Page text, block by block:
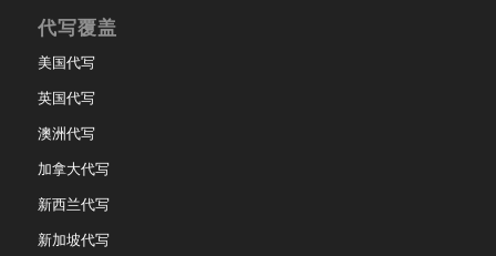
代写覆盖
美国代写
英国代写
澳洲代写
加拿大代写
新西兰代写
新加坡代写